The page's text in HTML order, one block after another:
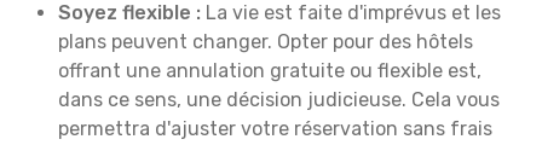
Soyez flexible : La vie est faite d'imprévus et les
plans peuvent changer. Opter pour des hôtels
offrant une annulation gratuite ou flexible est,
dans ce sens, une décision judicieuse. Cela vous
permettra d'ajuster votre réservation sans frais